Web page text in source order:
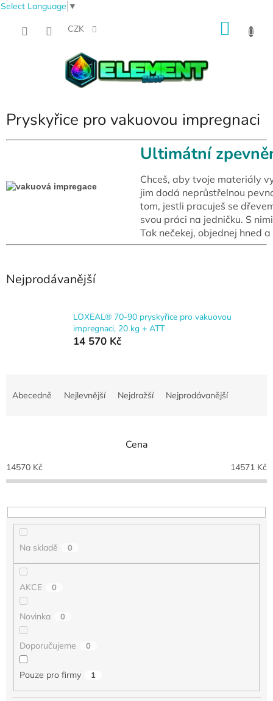
Select Language ▼
CZK
Pryskyřice pro vakuovou impregnaci
Ultimátní
Chceš, aby tvoje materiály
jim dodá neprůstřelnou
tom, jestli pracuješ se
svou práci na jedničku. S
Tak nečekej, objednej hned
Nejprodávanější
LOXEAL® 70-90 pryskyřice pro vakuovou
impregnaci, 20 kg + ATT
14 570 Kč
p
r
o
u
Abecedně Nejlevnější Nejdražší Nejprodávanější
Cena
14570 Kč 14571 Kč
Na skladě 0
AKCE 0
Novinka 0
Doporučujeme 0
Pouze pro firmy 1